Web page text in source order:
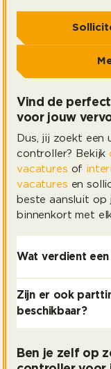
Vind de
voor jouw
Dus, jij zoekt een
controller? Bekijk
vacatures of
vacatures en
beste aansluit
binnenkort met
Wat verdient
Zijn er ook
beschikbaar?
Ben je zelf op